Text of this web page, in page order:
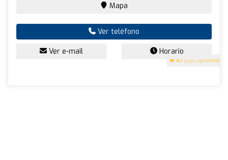
4.1 (200 opiniones)
Mapa
Ver teléfono
Ver e-mail Horario